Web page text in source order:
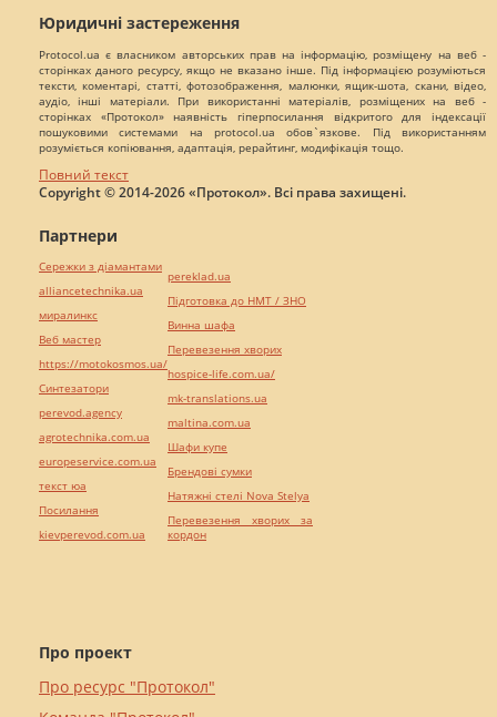
Юридичні застереження
Protocol.ua є власником авторських прав на інформацію, розміщену на веб -
сторінках даного ресурсу, якщо не вказано інше. Під інформацією розуміються
тексти, коментарі, статті, фотозображення, малюнки, ящик-шота, скани, відео,
аудіо, інші матеріали. При використанні матеріалів, розміщених на веб -
сторінках «Протокол» наявність гіперпосилання відкритого для індексації
пошуковими системами на protocol.ua обов`язкове. Під використанням
розуміється копіювання, адаптація, рерайтинг, модифікація тощо.
Повний текст
Copyright © 2014-2026 «Протокол». Всі права захищені.
Про проект
Про ресурс "Протокол"
Партнери
Сережки з діамантами
alliancetechnika.ua
миралинкс
Веб мастер
https://motokosmos.ua/
Синтезатори
perevod.agency
agrotechnika.com.ua
europeservice.com.ua
текст юа
Посилання
kievperevod.com.ua
pereklad.ua
Підготовка до НМТ / ЗНО
Винна шафа
Перевезення хворих
hospice-life.com.ua/
mk-translations.ua
maltina.com.ua
Шафи купе
Брендові сумки
Натяжні стелі Nova Stelya
Перевезення хворих за
кордон